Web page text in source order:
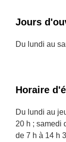
Jours
Du lundi au
Horaire
Du lundi au
20 h ; samedi
de 7 h à 14 h